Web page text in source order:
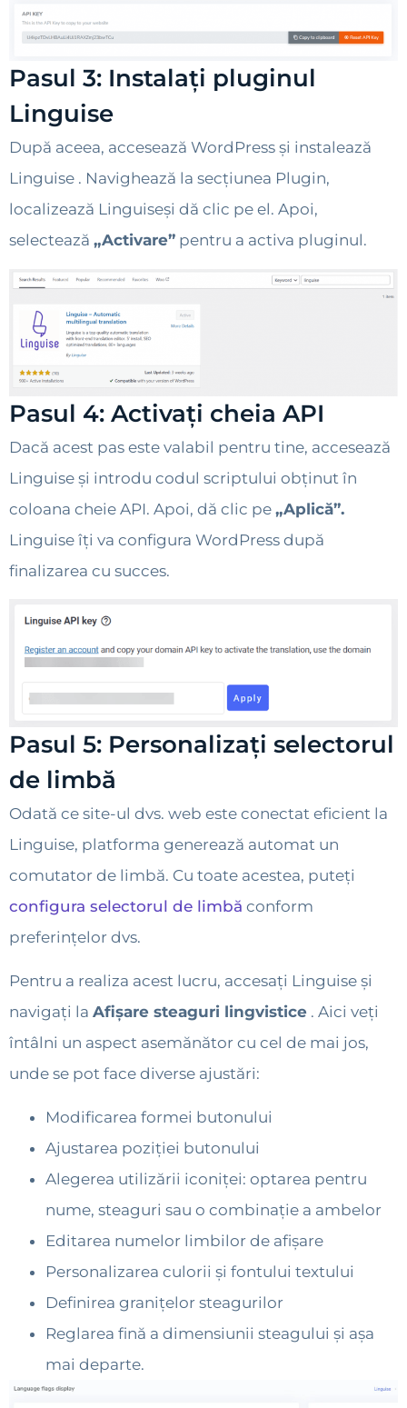
Pasul 3: Instalați pluginul
Linguise
După aceea, accesează WordPress și instalează
Linguise . Navighează la secțiunea Plugin,
localizează Linguiseși dă clic pe el. Apoi,
selectează „Activare” pentru a activa pluginul.
Pasul 4: Activați cheia API
Dacă acest pas este valabil pentru tine, accesează
Linguise și introdu codul scriptului obținut în
coloana cheie API. Apoi, dă clic pe „Aplică”.
Linguise îți va configura WordPress după
finalizarea cu succes.
Pasul 5: Personalizați selectorul
de limbă
Odată ce site-ul dvs. web este conectat eficient la
Linguise, platforma generează automat un
comutator de limbă. Cu toate acestea, puteți
configura selectorul de limbă conform
preferințelor dvs.
Pentru a realiza acest lucru, accesați Linguise și
navigați la Afișare steaguri lingvistice . Aici veți
întâlni un aspect asemănător cu cel de mai jos,
unde se pot face diverse ajustări:
Modificarea formei butonului
Ajustarea poziției butonului
Alegerea utilizării iconiței: optarea pentru
nume, steaguri sau o combinație a ambelor
Editarea numelor limbilor de afișare
Personalizarea culorii și fontului textului
Definirea granițelor steagurilor
Reglarea fină a dimensiunii steagului și așa
mai departe.